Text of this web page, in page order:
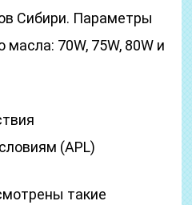
Сибири. Параметры
70W, 75W, 80W и
(APL)
такие